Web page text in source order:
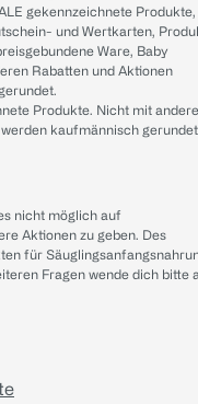
gekennzeichnete Produkte,
und Wertkarten,
Ware, Baby
Rabatten und Aktionen
Produkte. Nicht mit
kaufmännisch
nicht möglich auf
Aktionen zu geben. Des
für
Fragen wende dich bitte